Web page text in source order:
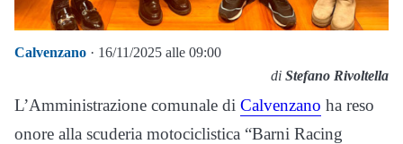
Calvenzano · 16/11/2025 alle 09:00
di Stefano Rivoltella
L’Amministrazione comunale di Calvenzano ha reso
onore alla scuderia motociclistica “Barni Racing